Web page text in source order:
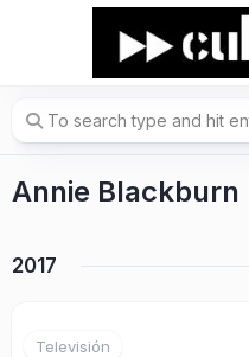
Annie Blackburn
2017
Televisión